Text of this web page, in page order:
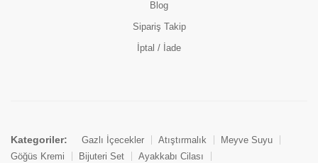
Blog
Sipariş Takip
İptal / İade
Kategoriler: Gazlı İçecekler Atıştırmalık
Meyve Suyu
Göğüs Kremi
Bijuteri Set
Ayakkabı Cilası